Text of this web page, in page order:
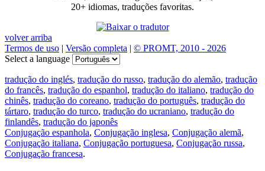
20+ idiomas, traduções favoritas.
volver arriba
Termos de uso | Versão completa | © PROMT, 2010 - 2026
Select a language
tradução do inglés, tradução do russo, tradução do alemão, tradução
do francês, tradução do espanhol, tradução do italiano, tradução do
chinês, tradução do coreano, tradução do português, tradução do
tártaro, tradução do turco, tradução do ucraniano, tradução do
finlandês, tradução do japonês
Conjugação espanhola, Conjugação inglesa, Conjugação alemã,
Conjugação italiana, Conjugação portuguesa, Conjugação russa,
Conjugação francesa.